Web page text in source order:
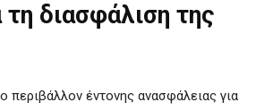
τη διασφάλιση της
περιβάλλον έντονης ανασφάλειας για